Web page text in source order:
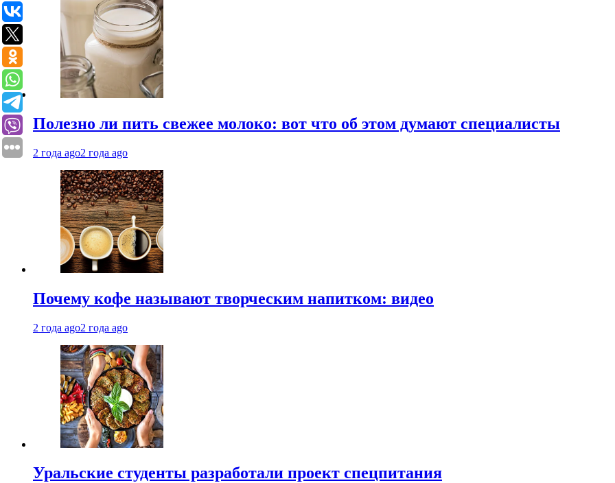
Полезно ли пить свежее молоко: вот что об этом думают специалисты
2 года ago2 года ago
Почему кофе называют творческим напитком: видео
2 года ago2 года ago
Уральские студенты разработали проект спецпитания